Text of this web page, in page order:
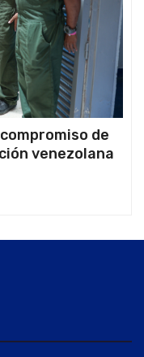
de
venezolana